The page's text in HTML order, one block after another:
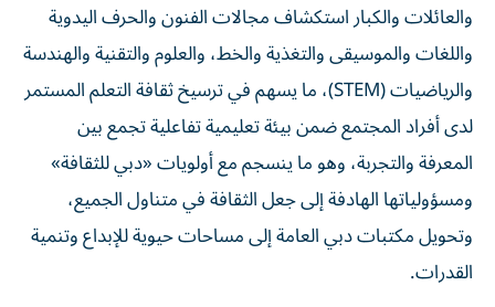
والعائلات والكبار استكشاف مجالات الفنون والحرف اليدوية
واللغات والموسيقى والتغذية والخط، والعلوم والتقنية والهندسة
والرياضيات (STEM)، ما يسهم في ترسيخ ثقافة التعلم المستمر
لدى أفراد المجتمع ضمن بيئة تعليمية تفاعلية تجمع بين
المعرفة والتجربة، وهو ما ينسجم مع أولويات «دبي للثقافة»
ومسؤولياتها الهادفة إلى جعل الثقافة في متناول الجميع،
وتحويل مكتبات دبي العامة إلى مساحات حيوية للإبداع وتنمية
القدرات.